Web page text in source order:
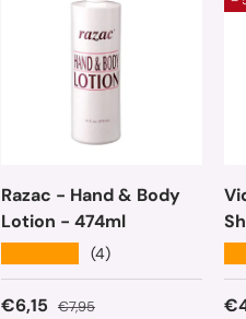
Razac - Hand & Body
Lotion - 474ml
(4)
Precio de venta
€6,15 Precio normal
€7,95